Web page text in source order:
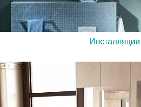
Инсталляции